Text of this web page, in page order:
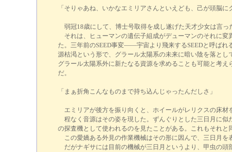
「そりゃあね、いかなエミリアさんといえども、己が頭脳
弱冠18歳にして、博士号取得を成し遂げた天才少女は言っ
それは、ヒューマンの遺伝子組成がデューマンのそれに変
た。三年前のSEED事変――宇宙より飛来するSEEDと呼ば
源枯渇という形で、グラール太陽系の未来に暗い陰を落と
グラール太陽系外に新たなる資源を求めることも可能と考
だ。
「まぁ折角こんなものまで持ち込んじゃったんだしさ」
エミリアが後方を振り向くと、ホイールがレリクスの床材
程なく音源はその姿を現した。ずんぐりとした三日月に似
の探査機として使われるのを見たことがある。これもそれと
この愛嬌ある外見の作業機械はその形に因んで、三日月を
だがナギサには目前の機械が三日月というより、甲虫の頭